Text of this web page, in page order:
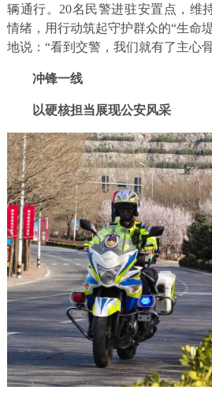
辆通行。20名民警进驻安置点，维
情绪，用行动筑起守护群众的“生命
地说：“看到交警，我们就有了主心
冲锋一线
以硬核担当展现公安风采